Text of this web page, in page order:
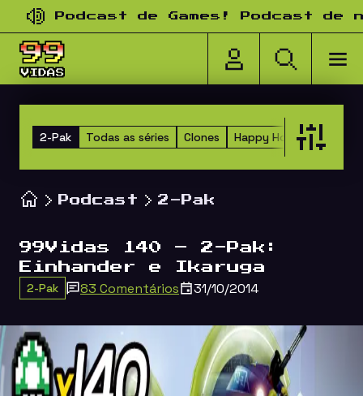
Pular para o conteúdo
Podcast de Games! Podcast de
Todas as séries Clones Happy Hour dos Amigos
2-Pak
Podcast 2-Pak
99Vidas 140 – 2-Pak:
Einhander e Ikaruga
2-Pak 83 Comentários 31/10/2014